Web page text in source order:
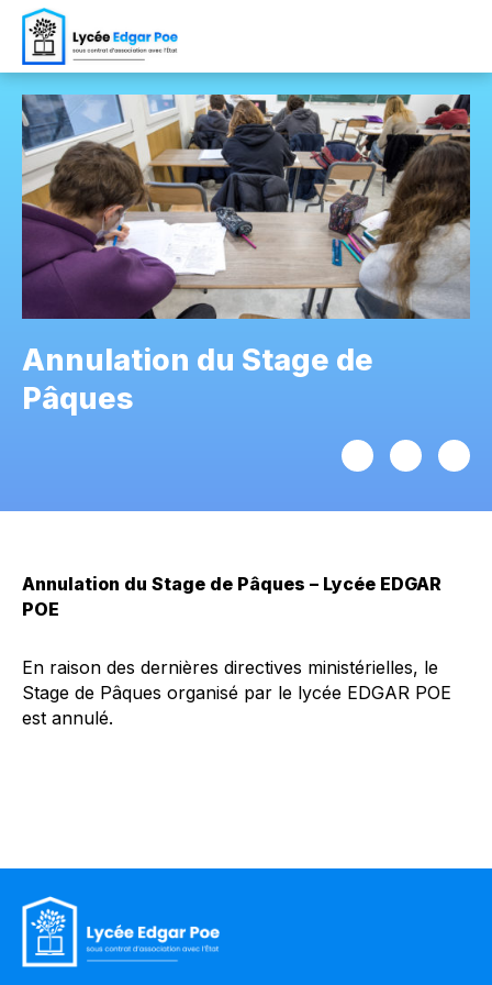
Annulation du Stage de
Pâques
Annulation du Stage de Pâques – Lycée EDGAR
POE
En raison des dernières directives ministérielles, le
Stage de Pâques organisé par le lycée EDGAR POE
est annulé.